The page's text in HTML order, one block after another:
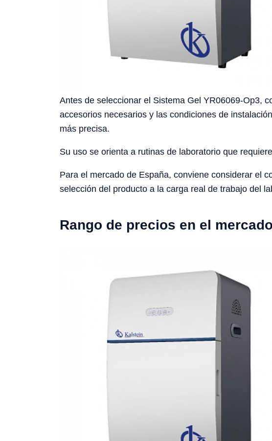
Antes de seleccionar el Sistema Gel YR06069-Op3,
accesorios necesarios y las condiciones de
más precisa.
Su uso se orienta a rutinas de laboratorio que
Para el mercado de España, conviene considerar el
selección del producto a la carga real de trabajo del
Rango de precios en el mercado